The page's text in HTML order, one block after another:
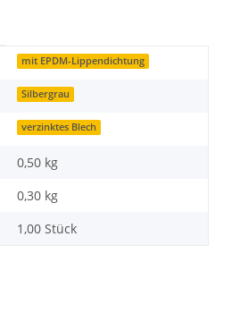
mit EPDM-Lippendichtung
Silbergrau
verzinktes Blech
0,50 kg
0,30 kg
1,00 Stück